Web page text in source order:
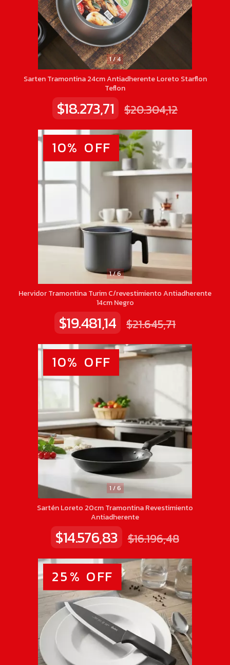
1/4
Sarten Tramontina 24cm Antiadherente Loreto Starflon
Teflon
$18.273,71 $20.304,12
1/6
10% OFF
Hervidor Tramontina Turim C/revestimiento Antiadherente
14cm Negro
$19.481,14 $21.645,71
1 /6
10% OFF
Sartén Loreto 20cm Tramontina Revestimiento
Antiadherente
$14.576,83 $16.196,48
25% OFF